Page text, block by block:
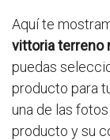
Aquí te
vittoria terreno
puedas
producto para
una de las
producto y su